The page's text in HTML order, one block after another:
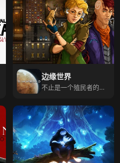
边缘世界
不止是一个殖民者的新